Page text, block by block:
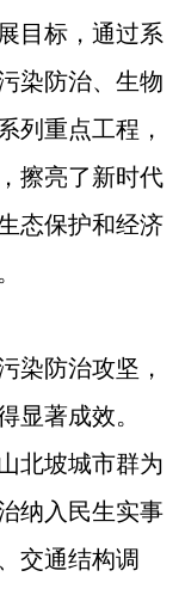
目标，通过系
染防治、生物
列重点工程，
擦亮了新时代
态保护和经济
染防治攻坚，
显著成效。
北坡城市群为
纳入民生实事
交通结构调